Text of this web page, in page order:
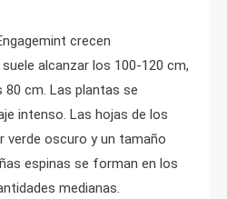
crecen
alcanzar los 100-120 cm,
80 cm. Las plantas se
intenso. Las hojas de los
verde oscuro y un tamaño
espinas se forman en los
medianas.